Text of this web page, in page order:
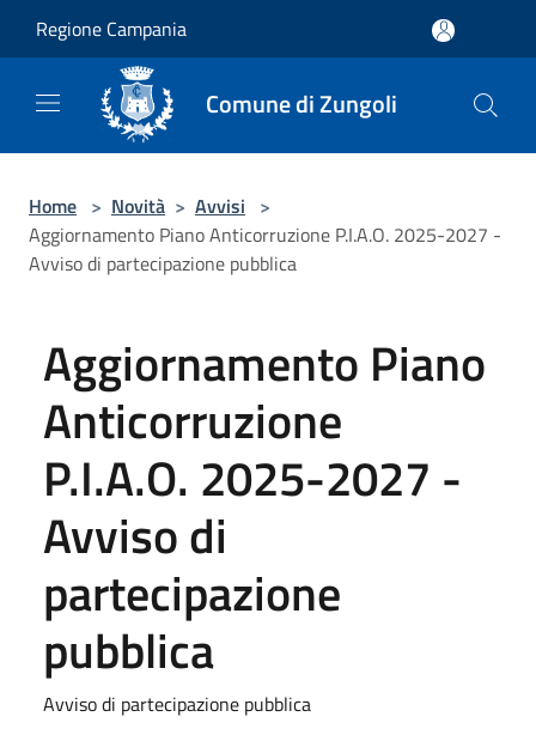
Regione Campania
Comune di Zungoli
Home > Novità > Avvisi >
Aggiornamento Piano Anticorruzione P.I.A.O. 2025-2027 -
Avviso di partecipazione pubblica
Aggiornamento Piano
Anticorruzione
P.I.A.O. 2025-2027 -
Avviso di
partecipazione
pubblica
Avviso di partecipazione pubblica